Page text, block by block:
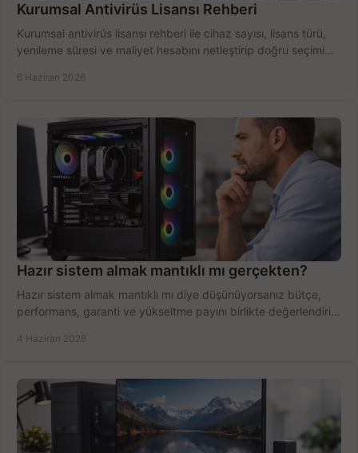
Kurumsal Antivirüs Lisansı Rehberi
Kurumsal antivirüs lisansı rehberi ile cihaz sayısı, lisans türü,
yenileme süresi ve maliyet hesabını netleştirip doğru seçimi
6 Haziran 2026
Hazır sistem almak mantıklı mı gerçekten?
Hazır sistem almak mantıklı mı diye düşünüyorsanız bütçe,
performans, garanti ve yükseltme payını birlikte değerlendirin,
4 Haziran 2026